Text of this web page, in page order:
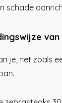
schade
je, net zoals